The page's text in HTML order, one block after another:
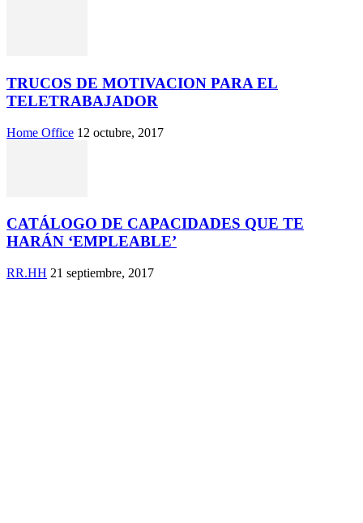
TRUCOS DE MOTIVACION PARA EL
TELETRABAJADOR
Home Office 12 octubre, 2017
CATÁLOGO DE CAPACIDADES QUE TE
HARÁN ‘EMPLEABLE’
RR.HH 21 septiembre, 2017